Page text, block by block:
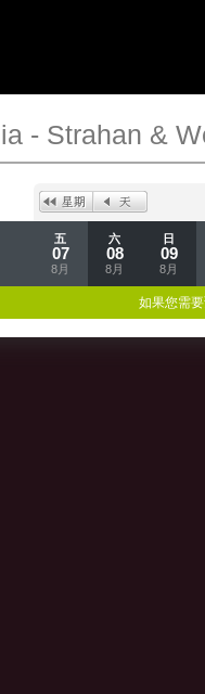
- Strahan &
五
07
8月
六
08
8月
日
09
8月
如果您需